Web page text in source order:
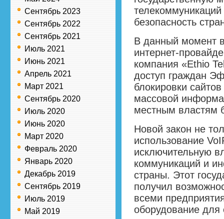
Сентябрь 2023
Сентябрь 2022
Сентябрь 2021
Июль 2021
Июнь 2021
Апрель 2021
Март 2021
Сентябрь 2020
Июль 2020
Июнь 2020
Март 2020
Февраль 2020
Январь 2020
Декабрь 2019
Сентябрь 2019
Июль 2019
Май 2019
безопасность
В данный момент в
интернет-
компания «Ethio
доступ граждан
блокировки
массовой
местным властям
Новой закон не
использование
исключительную
коммуникаций и
страны. Этот
получил
всеми
оборудование